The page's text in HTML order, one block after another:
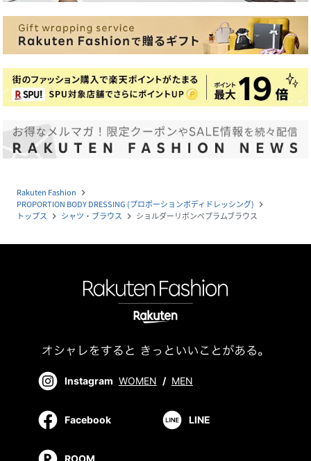
Rakuten Fashion navigate_next
PROPORTION BODY DRESSING (プロポーションボディドレッシング) navigate_next
トップス navigate_next シャツ・ブラウス navigate_next ショルダーリボンペプラムブラウス
Instagram WOMEN / MEN
Facebook LINE